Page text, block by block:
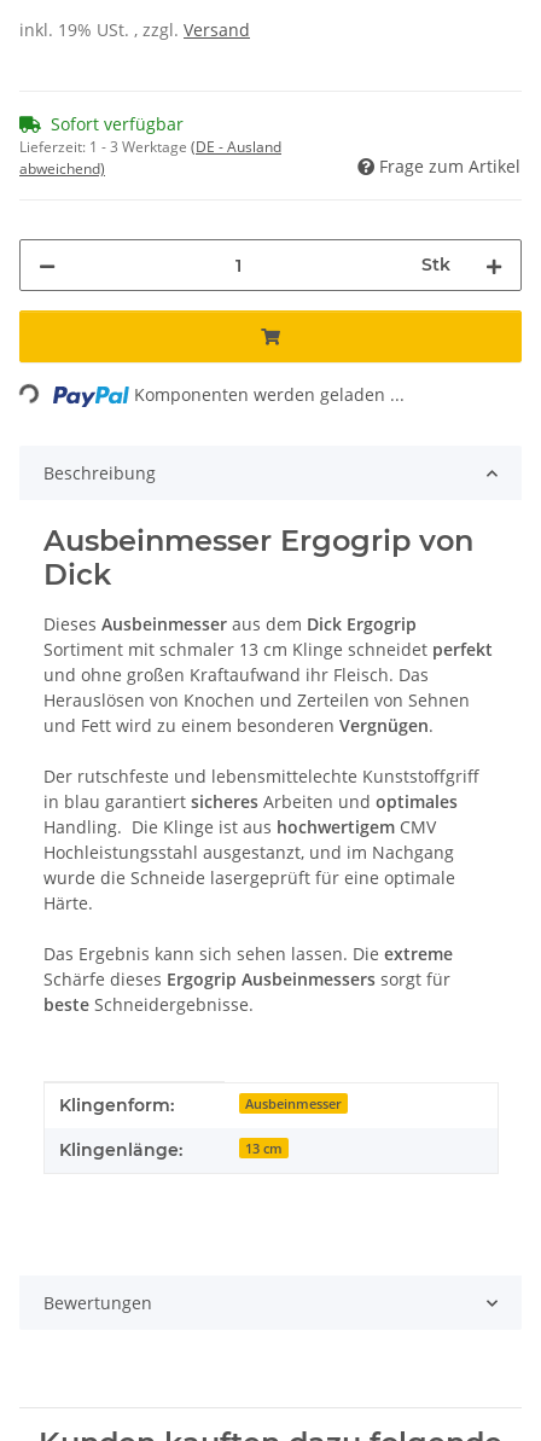
inkl. 19% USt. , zzgl. Versand
Sofort verfügbar
Lieferzeit: 1 - 3 Werktage (DE - Ausland
abweichend)
Frage zum Artikel
Stk
Loading... Komponenten werden geladen ...
Beschreibung
Ausbeinmesser Ergogrip von
Dick
Dieses Ausbeinmesser aus dem Dick Ergogrip
Sortiment mit schmaler 13 cm Klinge schneidet perfekt
und ohne großen Kraftaufwand ihr Fleisch. Das
Herauslösen von Knochen und Zerteilen von Sehnen
und Fett wird zu einem besonderen Vergnügen.
Der rutschfeste und lebensmittelechte Kunststoffgriff
in blau garantiert sicheres Arbeiten und optimales
Handling. Die Klinge ist aus hochwertigem CMV
Hochleistungsstahl ausgestanzt, und im Nachgang
wurde die Schneide lasergeprüft für eine optimale
Härte.
Das Ergebnis kann sich sehen lassen. Die extreme
Schärfe dieses Ergogrip Ausbeinmessers sorgt für
beste Schneidergebnisse.
Produkteigenschaft
Wert
Klingenform: Ausbeinmesser
Klingenlänge: 13 cm
Bewertungen